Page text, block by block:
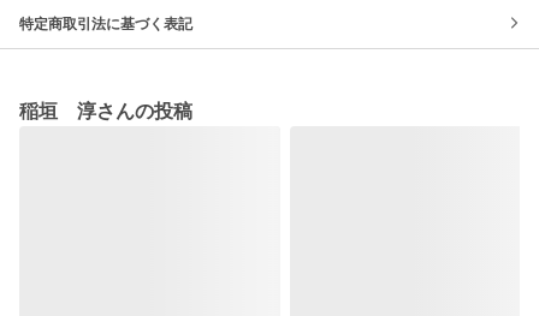
特定商取引法に基づく表記
稲垣 淳さんの投稿